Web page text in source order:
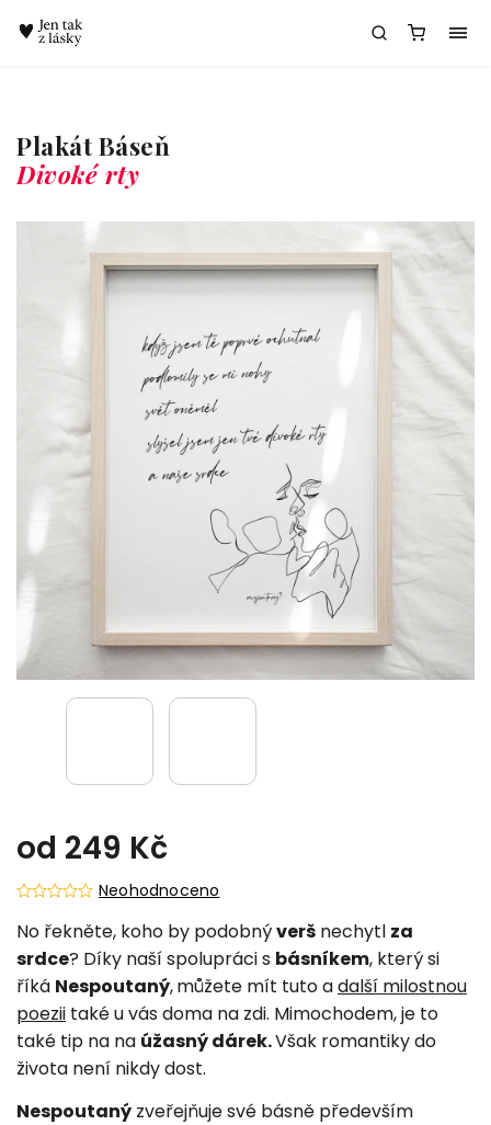
Plakát Báseň
Divoké rty
od 249 Kč
Neohodnoceno
No řekněte, koho by podobnýverš nechytl za
srdce? Díky naší spolupráci s básníkem, který si
říká Nespoutaný,můžete mít tuto adalší milostnou
poezii také u vás doma na zdi. Mimochodem, je to
také tip na na úžasný dárek.Však romantiky do
života není nikdy dost.
Nespoutaný zveřejňuje své básně především